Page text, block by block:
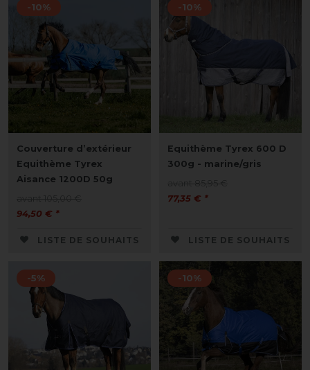
-10%
Couverture d’extérieur
Equithème Tyrex
Aisance 1200D 50g
94,50 € *
LISTE DE SOUHAITS
-10%
Equithème Tyrex 600 D
300g - marine/gris
77,35 € *
LISTE DE SOUHAITS
-5% -10%